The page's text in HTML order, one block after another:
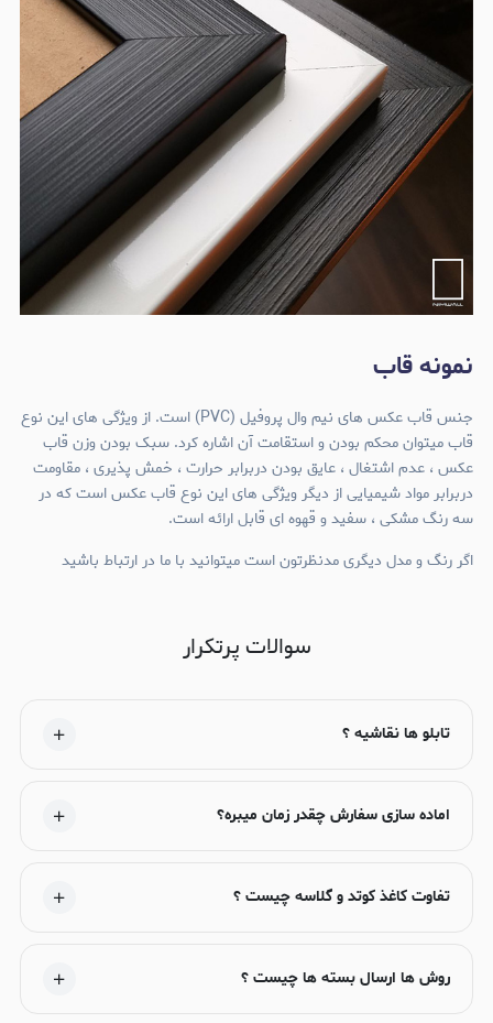
نمونه قاب
جنس قاب عکس های نیم وال پروفیل (PVC) است. از ویژگی های این نوع
قاب میتوان محکم بودن و استقامت آن اشاره کرد. سبک بودن وزن قاب
عکس ، عدم اشتغال ، عایق بودن دربرابر حرارت ، خمش پذیری ، مقاومت
دربرابر مواد شیمیایی از دیگر ویژگی های این نوع قاب عکس است که در
سه رنگ مشکی ، سفید و قهوه ای قابل ارائه است.
اگر رنگ و مدل دیگری مدنظرتون است میتوانید با ما در ارتباط باشید
سوالات پرتکرار
تابلو ها نقاشیه ؟
اماده سازی سفارش چقدر زمان میبره؟
تفاوت کاغذ کوتد و گلاسه چیست ؟
روش ها ارسال بسته ها چیست ؟